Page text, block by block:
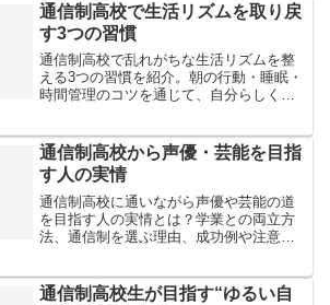
通信制高校で生活リズムを取り戻
す3つの習慣
通信制高校で乱れがちな生活リズムを整
える3つの習慣を紹介。朝の行動・睡眠・
時間管理のコツを通じて、自分らしく自
通信制高校から声優・芸能を目指
す人の実情
通信制高校に通いながら声優や芸能の道
を目指す人の実情とは？学業との両立方
法、通信制を選ぶ理由、成功例や注意点
通信制高校生が目指す“ゆるい自